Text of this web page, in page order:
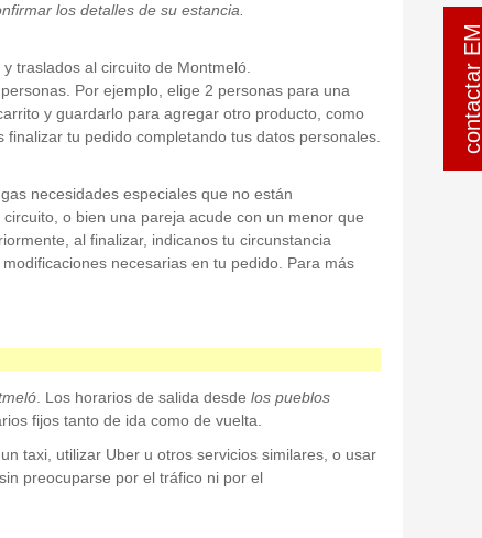
los detalles de su estancia.
traslados al circuito de Montmeló.
Por ejemplo, elige 2 personas para una
y guardarlo para agregar otro producto, como
tu pedido completando tus datos personales.
necesidades especiales que no están
o bien una pareja acude con un menor que
al finalizar, indicanos tu circunstancia
necesarias en tu pedido. Para más
. Los horarios de salida desde los pueblos
fijos tanto de ida como de vuelta.
taxi, utilizar Uber u otros servicios similares, o usar
preocuparse por el tráfico ni por el